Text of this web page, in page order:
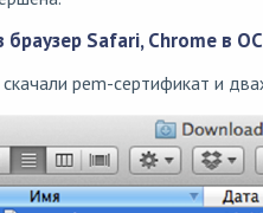
браузер Safari, Chrome в
pem-сертификат и